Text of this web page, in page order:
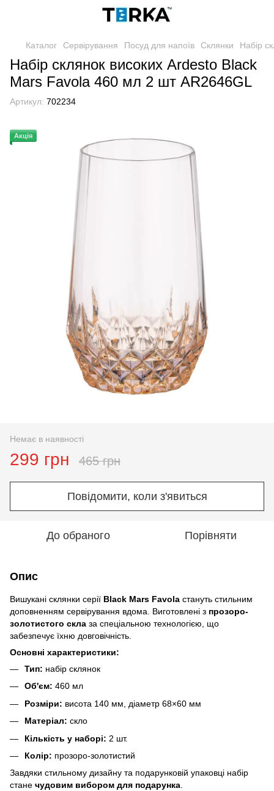
Каталог Сервірування Посуд для напоїв Склянки Набір
Набір склянок високих Ardesto Black
Mars Favola 460 мл 2 шт AR2646GL
Артикул: 702234
Акція
Немає в наявності
299 грн 465 грн
Повідомити, коли з'явиться
До обраного Порівняти
Опис
Вишукані склянки серії Black Mars Favola стануть стильним
доповненням сервірування вдома. Виготовлені з прозоро-
золотистого скла за спеціальною технологією, що
забезпечує їхню довговічність.
Основні характеристики:
Тип: набір склянок
Об'єм: 460 мл
Розміри: висота 140 мм, діаметр 68×60 мм
Матеріал: скло
Кількість у наборі: 2 шт.
Колір: прозоро-золотистий
Завдяки стильному дизайну та подарунковій упаковці набір
стане чудовим вибором для подарунка.